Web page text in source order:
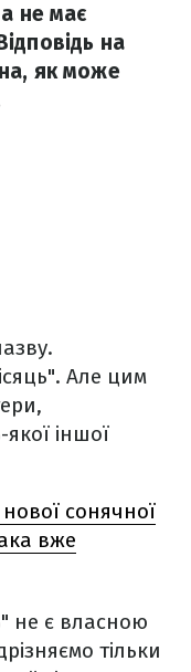
не має
на
як може
Але цим
іншої
сонячної
вже
не є власною
тільки